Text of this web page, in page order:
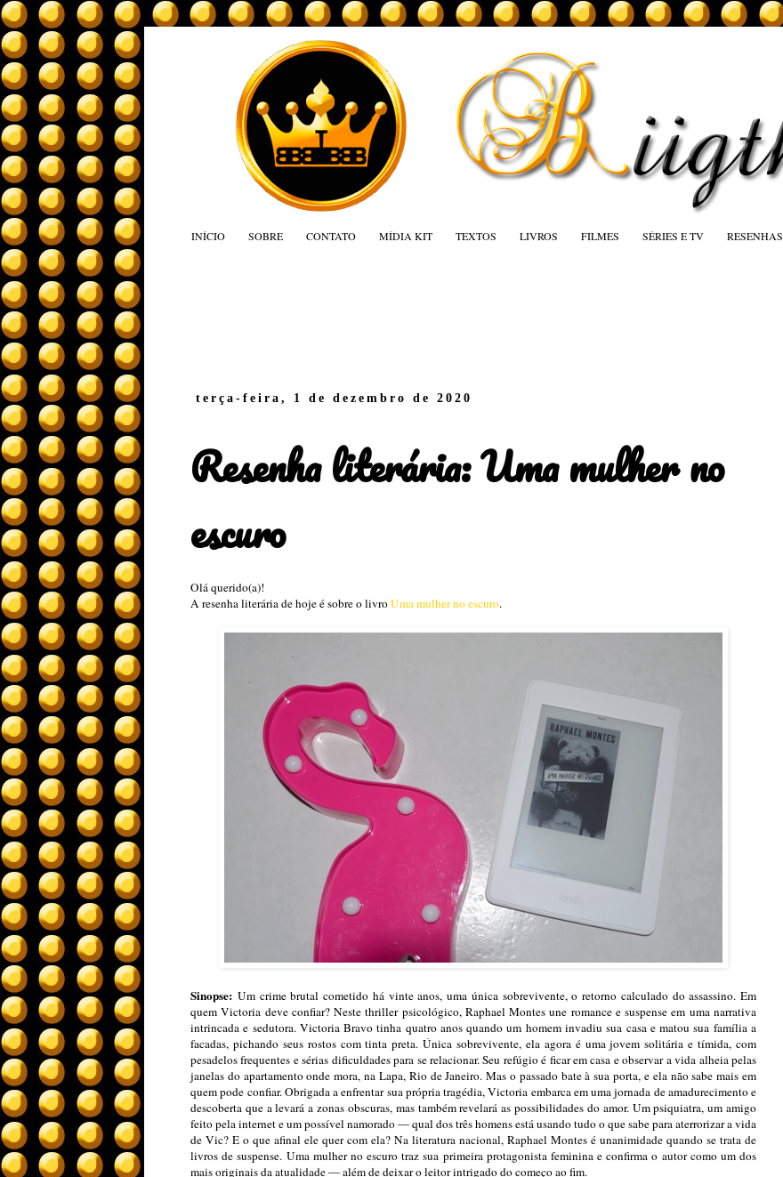
INÍCIO SOBRE CONTATO MÍDIA KIT TEXTOS LIVROS FILMES SÉRIES E TV RESENHAS
terça-feira, 1 de dezembro de 2020
Resenha literária: Uma mulher no
escuro
Olá querido(a)!
A resenha literária de hoje é sobre o livroUma mulher no escuro.
Sinopse: Um crime brutal cometido há vinte anos, uma única sobrevivente, o retorno calculado do assassino. Em
quem Victoria deve confiar? Neste thriller psicológico, Raphael Montes une romance e suspense em uma narrativa
intrincada e sedutora. Victoria Bravo tinha quatro anos quando um homem invadiu sua casa e matou sua família a
facadas, pichando seus rostos com tinta preta. Única sobrevivente, ela agora é uma jovem solitária e tímida, com
pesadelos frequentes e sérias dificuldades para se relacionar. Seu refúgio é ficar em casa e observar a vida alheia pelas
janelas do apartamento onde mora, na Lapa, Rio de Janeiro. Mas o passado bate à sua porta, e ela não sabe mais em
quem pode confiar. Obrigada a enfrentar sua própria tragédia, Victoria embarca em uma jornada de amadurecimento e
descoberta que a levará a zonas obscuras, mas também revelará as possibilidades do amor. Um psiquiatra, um amigo
feito pela internet e um possível namorado ― qual dos três homens está usando tudo o que sabe para aterrorizar a vida
de Vic? E o que afinal ele quer com ela? Na literatura nacional, Raphael Montes é unanimidade quando se trata de
livros de suspense. Uma mulher no escuro traz sua primeira protagonista feminina e confirma o autor como um dos
mais originais da atualidade ― além de deixar o leitor intrigado do começo ao fim.